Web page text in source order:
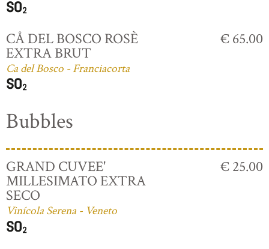
CÅ DEL BOSCO ROSÈ
EXTRA BRUT
Ca del Bosco - Franciacorta
€ 65.00
Bubbles
GRAND CUVEE'
MILLESIMATO EXTRA
SECO
Vinícola Serena - Veneto
€ 25.00